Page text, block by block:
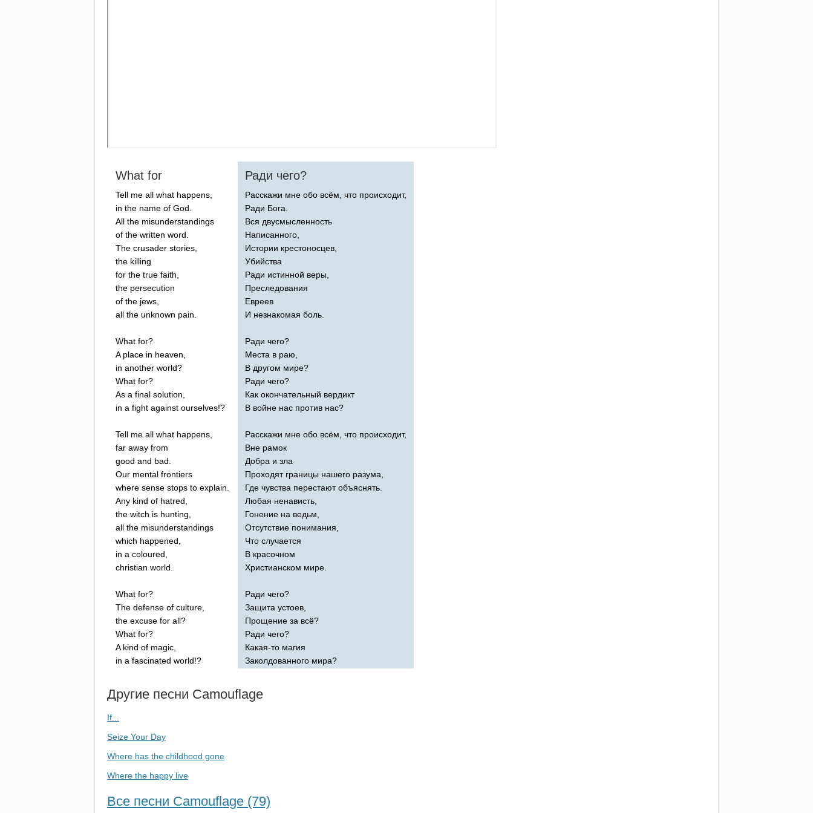
What for
Tell me all what happens
in the name of God
All the misunderstandings
of the written word
The crusader stories
the killing
for the true faith
the persecution
of the jews
all the unknown pain
What for?
A place in heaven
in another world?
What for?
As a final solution
in a fight against ourselves!?
Tell me all what happens
far away from
good and bad
Our mental frontiers
where sense stops to explain
Any kind of hatred
the witch is hunting
all the misunderstandings
which happened
in a coloured
christian world
What for?
The defense of culture
the excuse for all?
What for?
A kind of magic
in a fascinated world!?
Ради чего?
Расскажи мне обо всём, что происходит,
Ради Бога.
Вся двусмысленность
Написанного,
Истории крестоносцев,
Убийства
Ради истинной веры,
Преследования
Евреев
И незнакомая боль.
Ради чего?
Места в раю,
В другом мире?
Ради чего?
Как окончательный вердикт
В войне нас против нас?
Расскажи мне обо всём, что происходит,
Вне рамок
Добра и зла
Проходят границы нашего разума,
Где чувства перестают объяснять.
Любая ненависть,
Гонение на ведьм,
Отсутствие понимания,
Что случается
В красочном
Христианском мире.
Ради чего?
Защита устоев,
Прощение за всё?
Ради чего?
Какая-то магия
Заколдованного мира?
Другие песни Camouflage
If...
Seize Your Day
Where has the childhood gone
Where the happy live
Все песни Camouflage (79)